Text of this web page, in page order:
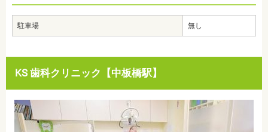
駐車場 無し
KS 歯科クリニック【中板橋駅】